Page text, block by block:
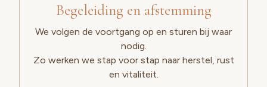
Begeleiding en afstemming
We volgen de voortgang op en sturen bij waar
nodig.
Zo werken we stap voor stap naar herstel, rust
en vitaliteit.